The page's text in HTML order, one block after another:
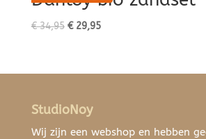
€34,95 Oorspronkelijke
€ 34,95.
€29,95Huidige
€ 29,95.
StudioNoy
Wij zijn een webshop en hebben